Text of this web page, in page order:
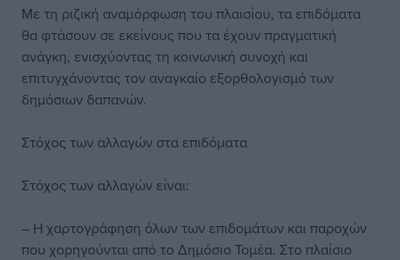
Με τη ριζική αναμόρφωση του πλαισίου, τα επιδόματα
θα φτάσουν σε εκείνους που τα έχουν πραγματική
ανάγκη, ενισχύοντας τη κοινωνική συνοχή και
επιτυγχάνοντας τον αναγκαίο εξορθολογισμό των
δημόσιων δαπανών.
Στόχος των αλλαγών στα επιδόματα
Στόχος των αλλαγών είναι:
– Η χαρτογράφηση όλων των επιδομάτων και παροχών
που χορηγούνται από το Δημόσιο Τομέα. Στο πλαίσιο